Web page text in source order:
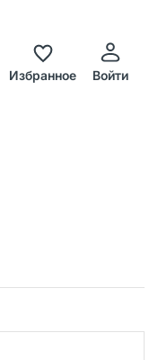
Избранное Войти